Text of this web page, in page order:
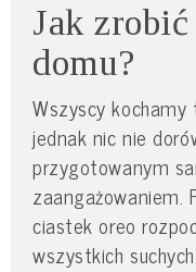
Jak
domu?
Wszyscy
jednak nic nie
przygotowanym
zaangażowaniem.
ciastek oreo
wszystkich